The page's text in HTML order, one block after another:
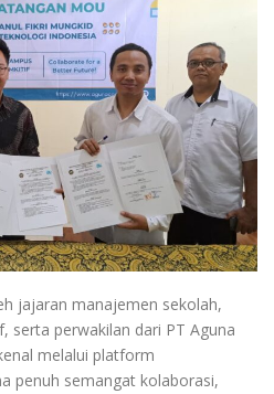
jajaran manajemen sekolah,
serta perwakilan dari PT Aguna
melalui platform
penuh semangat kolaborasi,